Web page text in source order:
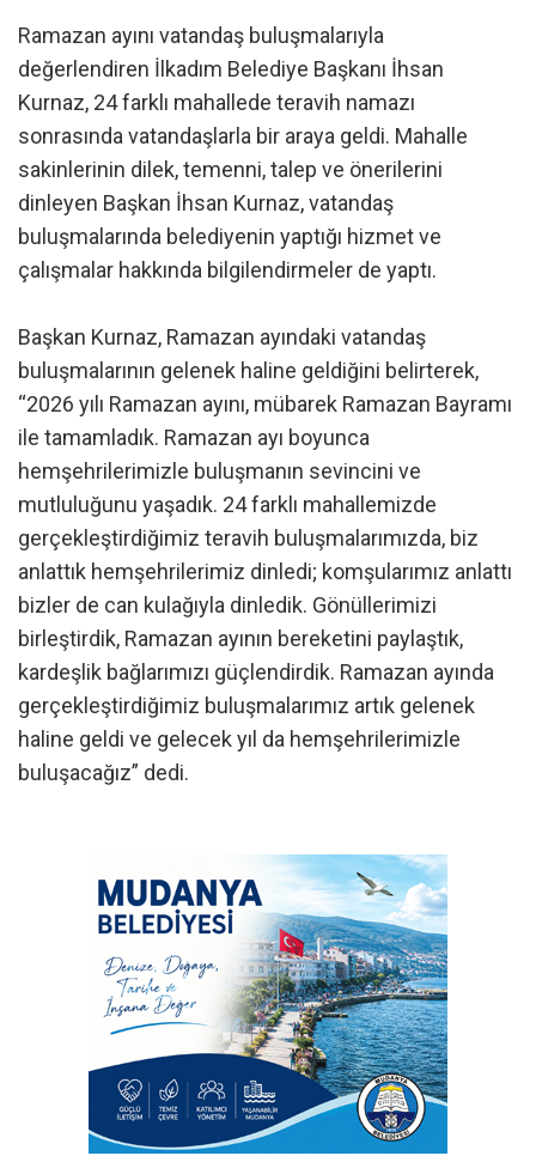
Ramazan ayını vatandaş buluşmalarıyla
değerlendiren İlkadım Belediye Başkanı İhsan
Kurnaz, 24 farklı mahallede teravih namazı
sonrasında vatandaşlarla bir araya geldi. Mahalle
sakinlerinin dilek, temenni, talep ve önerilerini
dinleyen Başkan İhsan Kurnaz, vatandaş
buluşmalarında belediyenin yaptığı hizmet ve
çalışmalar hakkında bilgilendirmeler de yaptı.
Başkan Kurnaz, Ramazan ayındaki vatandaş
buluşmalarının gelenek haline geldiğini belirterek,
“2026 yılı Ramazan ayını, mübarek Ramazan Bayramı
ile tamamladık. Ramazan ayı boyunca
hemşehrilerimizle buluşmanın sevincini ve
mutluluğunu yaşadık. 24 farklı mahallemizde
gerçekleştirdiğimiz teravih buluşmalarımızda, biz
anlattık hemşehrilerimiz dinledi; komşularımız anlattı
bizler de can kulağıyla dinledik. Gönüllerimizi
birleştirdik, Ramazan ayının bereketini paylaştık,
kardeşlik bağlarımızı güçlendirdik. Ramazan ayında
gerçekleştirdiğimiz buluşmalarımız artık gelenek
haline geldi ve gelecek yıl da hemşehrilerimizle
buluşacağız” dedi.